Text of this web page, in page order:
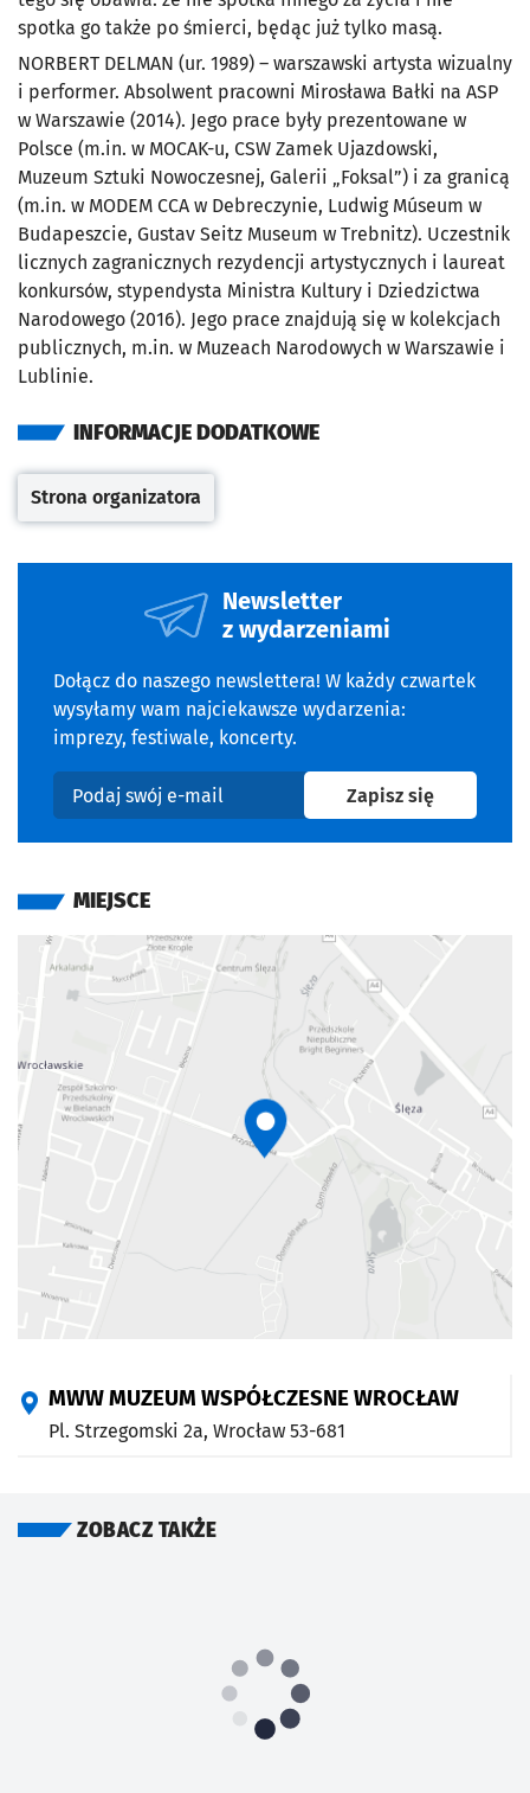
spotka go także po śmierci, będąc już tylko masą.
NORBERT DELMAN (ur. 1989) – warszawski artysta wizualny
i performer. Absolwent pracowni Mirosława Bałki na ASP
w Warszawie (2014). Jego prace były prezentowane w
Polsce (m.in. w MOCAK-u, CSW Zamek Ujazdowski,
Muzeum Sztuki Nowoczesnej, Galerii „Foksal”) i za granicą
(m.in. w MODEM CCA w Debreczynie, Ludwig Múseum w
Budapeszcie, Gustav Seitz Museum w Trebnitz). Uczestnik
licznych zagranicznych rezydencji artystycznych i laureat
konkursów, stypendysta Ministra Kultury i Dziedzictwa
Narodowego (2016). Jego prace znajdują się w kolekcjach
publicznych, m.in. w Muzeach Narodowych w Warszawie i
Lublinie.
INFORMACJE DODATKOWE
Otwiera się w nowej karcie
Strona organizatora
Newsletter
z wydarzeniami
Dołącz do naszego newslettera! W każdy czwartek
wysyłamy wam najciekawsze wydarzenia:
imprezy, festiwale, koncerty.
Podaj swój e-mail
Zapisz sięna
MIEJSCE
MWW MUZEUM WSPÓŁCZESNE WROCŁAW
Pl. Strzegomski 2a, Wrocław 53-681
ZOBACZ TAKŻE